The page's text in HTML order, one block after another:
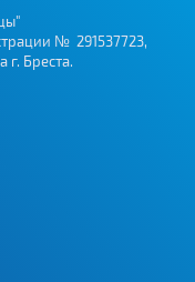
№ 291537723,
Бреста.